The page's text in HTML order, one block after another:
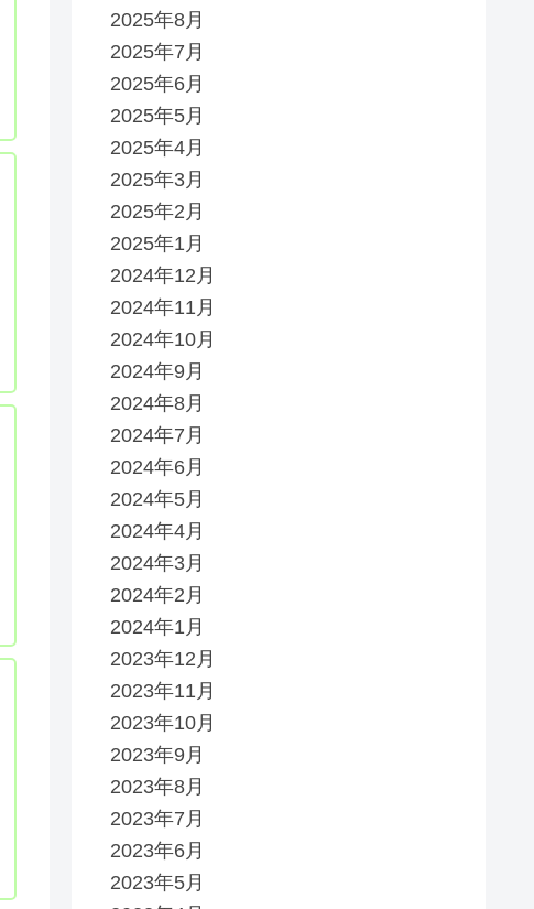
2025年8月
2025年7月
2025年6月
2025年5月
2025年4月
2025年3月
2025年2月
2025年1月
2024年12月
2024年11月
2024年10月
2024年9月
2024年8月
2024年7月
2024年6月
2024年5月
2024年4月
2024年3月
2024年2月
2024年1月
2023年12月
2023年11月
2023年10月
2023年9月
2023年8月
2023年7月
2023年6月
2023年5月